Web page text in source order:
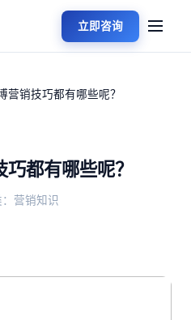
立即咨询
营销技巧都有哪些呢？
都有哪些呢？
：营销知识